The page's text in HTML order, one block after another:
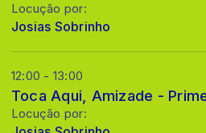
Locução por:
Josias Sobrinho
12:00 - 13:00
Toca Aqui, Amizade -
Locução por: